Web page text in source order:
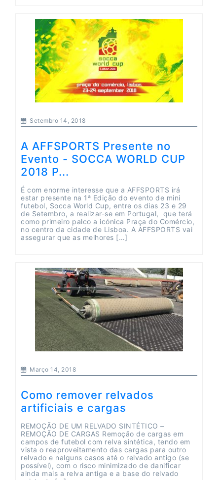
Setembro 14, 2018
A AFFSPORTS Presente no
Evento - SOCCA WORLD CUP
2018 P...
É com enorme interesse que a AFFSPORTS irá
estar presente na 1ª Edição do evento de mini
futebol, Socca World Cup, entre os dias 23 e 29
de Setembro, a realizar-se em Portugal, que terá
como primeiro palco a icónica Praça do Comércio,
no centro da cidade de Lisboa. A AFFSPORTS vai
assegurar que as melhores […]
Março 14, 2018
Como remover relvados
artificiais e cargas
REMOÇÃO DE UM RELVADO SINTÉTICO –
REMOÇÃO DE CARGAS Remoção de cargas em
campos de futebol com relva sintética, tendo em
vista o reaproveitamento das cargas para outro
relvado e nalguns casos até o relvado antigo (se
possível), com o risco minimizado de danificar
ainda mais a relva antiga e a base do relvado